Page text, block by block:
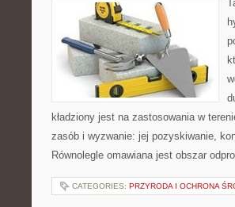
kładziony jest na zastosowania w
zasób i wyzwanie: jej pozyskiwanie,
Równolegle omawiana jest obszar
CATEGORIES: PRZYRODA I OCHRONA